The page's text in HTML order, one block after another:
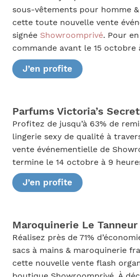
sous-vêtements pour homme
cette toute nouvelle vente
signée Showroomprivé. Pour
commande avant le 15 octobre
J’en profite
Parfums Victoria’s Secret
Profitez de jusqu’à 63% de
lingerie sexy de qualité à
vente événementielle de
termine le 14 octobre à 9
J’en profite
Maroquinerie Le Tanneur
Réalisez près de 71%
sacs à mains & maroquinerie
cette nouvelle vente flash